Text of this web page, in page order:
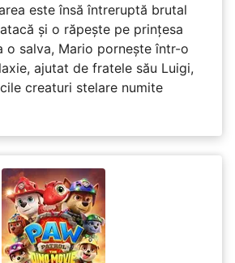
este însă întreruptă brutal
și o răpește pe prinţesa
o salva, Mario pornește într-o
ajutat de fratele său Luigi,
creaturi stelare numite